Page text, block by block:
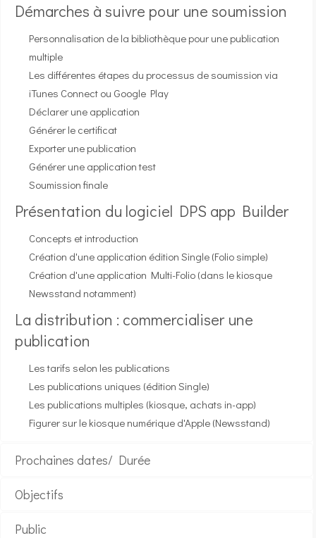
Démarches à suivre pour une soumission
Personnalisation de la bibliothèque pour une publication
multiple
Les différentes étapes du processus de soumission via
iTunes Connect ou Google Play
Déclarer une application
Générer le certificat
Exporter une publication
Générer une application test
Soumission finale
Présentation du logiciel DPS app Builder
Concepts et introduction
Création d'une application édition Single (Folio simple)
Création d'une application Multi-Folio (dans le kiosque
Newsstand notamment)
La distribution : commercialiser une
publication
Les tarifs selon les publications
Les publications uniques (édition Single)
Les publications multiples (kiosque, achats in-app)
Figurer sur le kiosque numérique d'Apple (Newsstand)
Prochaines dates/ Durée
Objectifs
Public